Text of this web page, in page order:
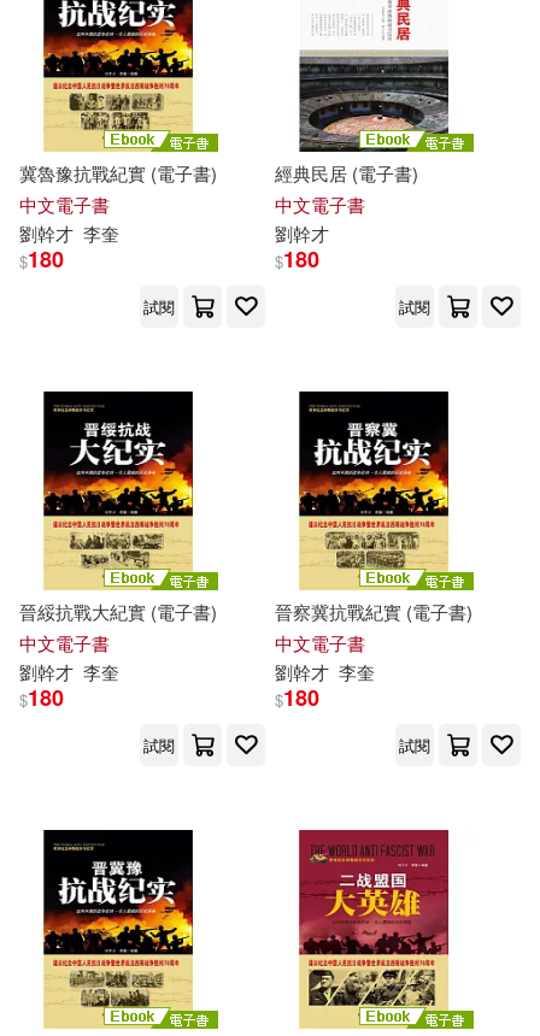
藍天出版社(5)
北方婦女兒童出版社(3)
現代出版社(2)
中國社會出版社(1)
伊犁人民出版社(1)
天下書盟(1)
民主與建設出版社(1)
可港澳店取(71)
可新加坡店取(71)
可菲律賓店取(71)
(可複選)
適合手機平板閱讀(26)
適合平板閱讀(9)
其他 (可複選)
現在可購買商品(39)
冀魯豫抗戰紀實 (電子書)
中文電子書
劉幹才 李奎
$180
試閱
經典民居 (電子書)
中文電子書
劉幹才
$180
試閱
晉綏抗戰大紀實 (電子書)
中文電子書
劉幹才 李奎
$180
試閱
晉察冀抗戰紀實 (電子書)
中文電子書
劉幹才 李奎
$180
試閱